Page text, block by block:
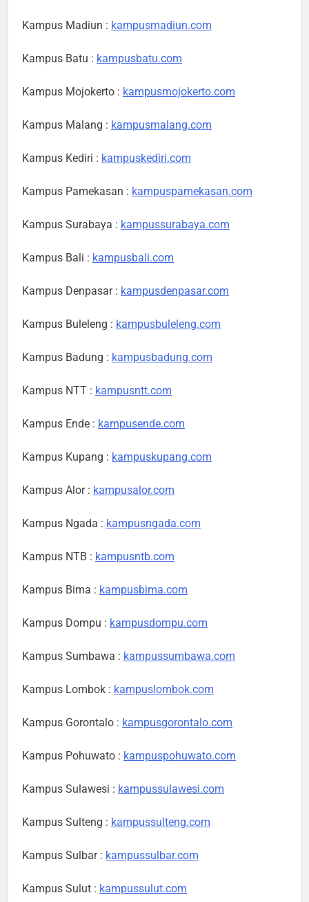
Kampus Madiun : kampusmadiun.com
Kampus Batu : kampusbatu.com
Kampus Mojokerto : kampusmojokerto.com
Kampus Malang : kampusmalang.com
Kampus Kediri : kampuskediri.com
Kampus Pamekasan : kampuspamekasan.com
Kampus Surabaya : kampussurabaya.com
Kampus Bali : kampusbali.com
Kampus Denpasar : kampusdenpasar.com
Kampus Buleleng : kampusbuleleng.com
Kampus Badung : kampusbadung.com
Kampus NTT : kampusntt.com
Kampus Ende : kampusende.com
Kampus Kupang : kampuskupang.com
Kampus Alor : kampusalor.com
Kampus Ngada : kampusngada.com
Kampus NTB : kampusntb.com
Kampus Bima : kampusbima.com
Kampus Dompu : kampusdompu.com
Kampus Sumbawa : kampussumbawa.com
Kampus Lombok : kampuslombok.com
Kampus Gorontalo : kampusgorontalo.com
Kampus Pohuwato : kampuspohuwato.com
Kampus Sulawesi : kampussulawesi.com
Kampus Sulteng : kampussulteng.com
Kampus Sulbar : kampussulbar.com
Kampus Sulut : kampussulut.com